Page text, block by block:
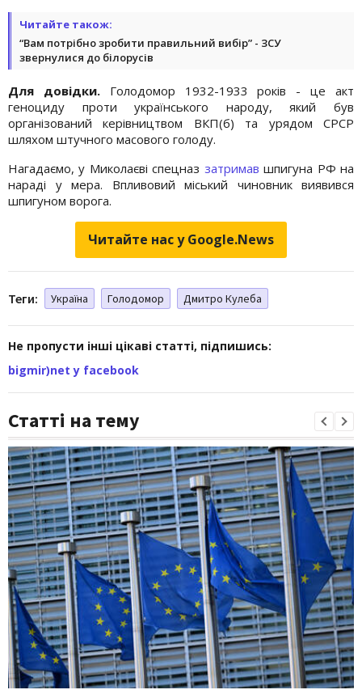
Читайте також:
“Вам потрібно зробити правильний вибір” - ЗСУ
звернулися до білорусів
Для довідки.Голодомор 1932-1933 років - це акт
геноциду проти українського народу, який був
організований керівництвом ВКП(б) та урядом СРСР
шляхом штучного масового голоду.
Нагадаємо, у Миколаєві спецназ затримав шпигуна РФ на
нараді у мера. Впливовий міський чиновник виявився
шпигуном ворога.
Читайте нас у Google.News
Теги: Україна Голодомор Дмитро Кулеба
Не пропусти інші цікаві статті, підпишись:
bigmir)net у facebook
Статті на тему